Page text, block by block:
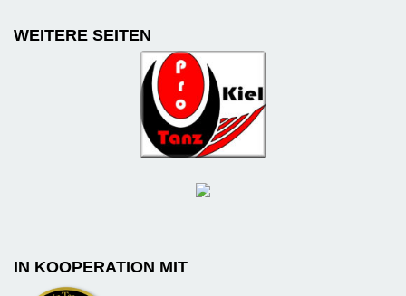
WEITERE SEITEN
IN KOOPERATION MIT